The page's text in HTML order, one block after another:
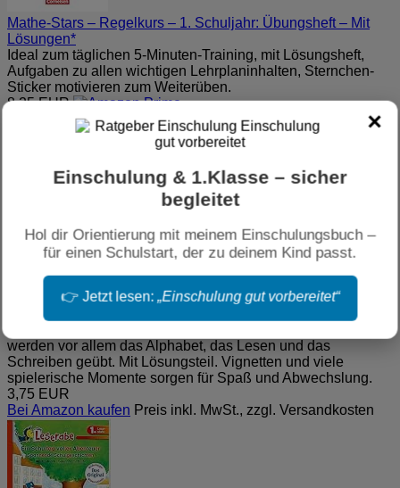
×
Einschulung & 1.Klasse – sicher
begleitet
Hol dir Orientierung mit meinem Einschulungsbuch –
für einen Schulstart, der zu deinem Kind passt.
👉 Jetzt lesen: „Einschulung gut vorbereitet“
Mathe-Stars – Regelkurs – 1. Schuljahr: Übungsheft – Mit
Lösungen*
Ideal zum täglichen 5-Minuten-Training, mit Lösungsheft,
Aufgaben zu allen wichtigen Lehrplaninhalten, Sternchen-
Sticker motivieren zum Weiterüben.
8,25 EUR
Bei Amazon kaufen Preis inkl. MwSt., zzgl. Versandkosten
FiT FÜR DIE SCHULE: Das kann ich! Lesen und Schreiben
1. Klasse*
Orientiert sich am Lehrplan für die Klasse 1 der Grundschule.
werden vor allem das Alphabet, das Lesen und das
Schreiben geübt. Mit Lösungsteil. Vignetten und viele
spielerische Momente sorgen für Spaß und Abwechslung.
3,75 EUR
Bei Amazon kaufen Preis inkl. MwSt., zzgl. Versandkosten